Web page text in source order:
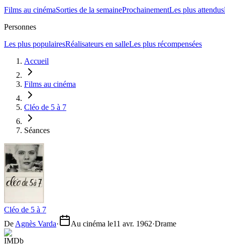
Films au cinémaSorties de la semaineProchainementLes plus attendus
Personnes
Les plus populairesRéalisateurs en salleLes plus récompensées
Accueil
Films au cinéma
Cléo de 5 à 7
Séances
Cléo de 5 à 7
De Agnès Varda· Au cinéma le11 avr. 1962·Drame